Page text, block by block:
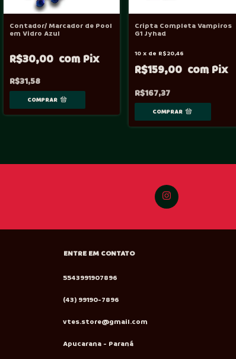
Contador/ Marcador de Pool
em Vidro Azul
R$31,58
R$30,00
Cripta Completa Vampiros
G1 Jyhad
R$167,37
R$159,00
10 x de R$20,46
ENTRE EM CONTATO
5543991907896
(43) 99190-7896
vtes.store@gmail.com
Apucarana - Paraná